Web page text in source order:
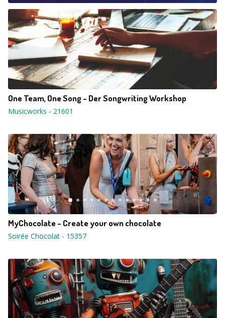
One Team, One Song - Der Songwriting Workshop
Musicworks - 21601
MyChocolate - Create your own chocolate
Soirée Chocolat - 15357